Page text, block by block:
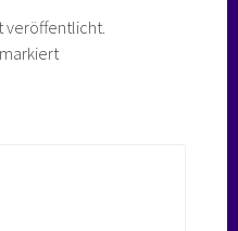
veröffentlicht.
markiert